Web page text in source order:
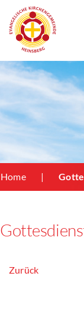
content
Home
Zurück